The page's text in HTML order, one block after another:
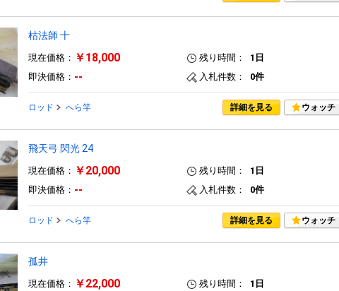
枯法師 十
現在価格： ￥18,000
即決価格： --
残り時間：
1日
入札件数：
0件
ロッド へら竿 詳細を見る ウォッチ
飛天弓 閃光 24
現在価格： ￥20,000
即決価格： --
残り時間：
1日
入札件数：
0件
ロッド へら竿 詳細を見る ウォッチ
孤井
現在価格： ￥22,000 残り時間：
1日